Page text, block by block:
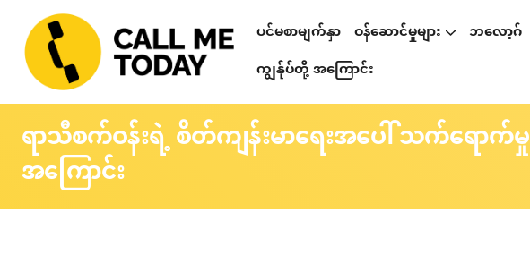
ပင်မစာမျက်နှာ ဝန်ဆောင်မှုများ ဘလော့ဂ်
ကျွန်ုပ်တို့ အကြောင်း
ရာသီစက်ဝန်းရဲ့ စိတ်ကျန်းမာရေးအပေါ် သက်ရောက်မှု
အကြောင်း